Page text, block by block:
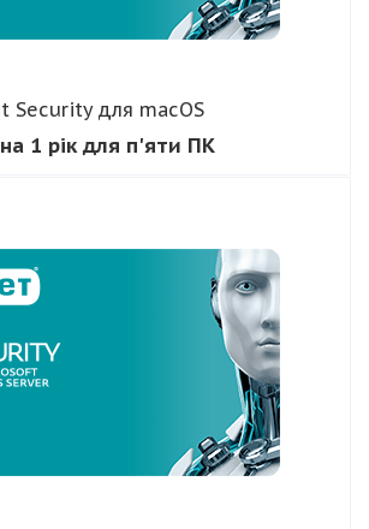
Security для macOS
1 рік для п'яти ПК